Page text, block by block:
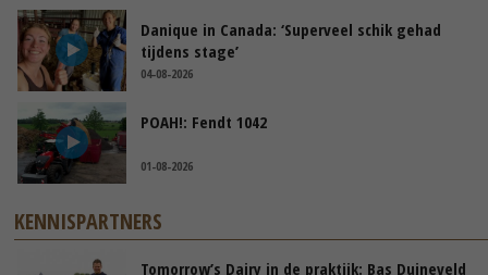
Danique in Canada: ‘Superveel schik gehad
tijdens stage’
04-08-2026
POAH!: Fendt 1042
01-08-2026
KENNISPARTNERS
Tomorrow’s Dairy in de praktijk: Bas Duineveld